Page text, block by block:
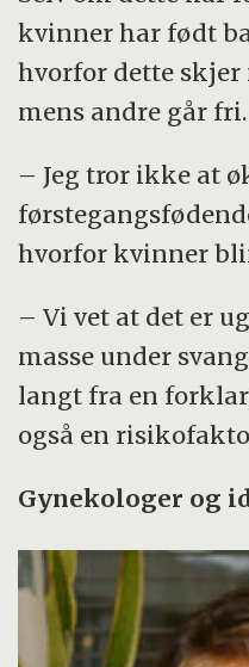
kvinner har født
hvorfor dette
mens andre går fri.
– Jeg tror ikke at
hvorfor kvinner
– Vi vet at det er
masse under
langt fra en
også en
Gynekologer og